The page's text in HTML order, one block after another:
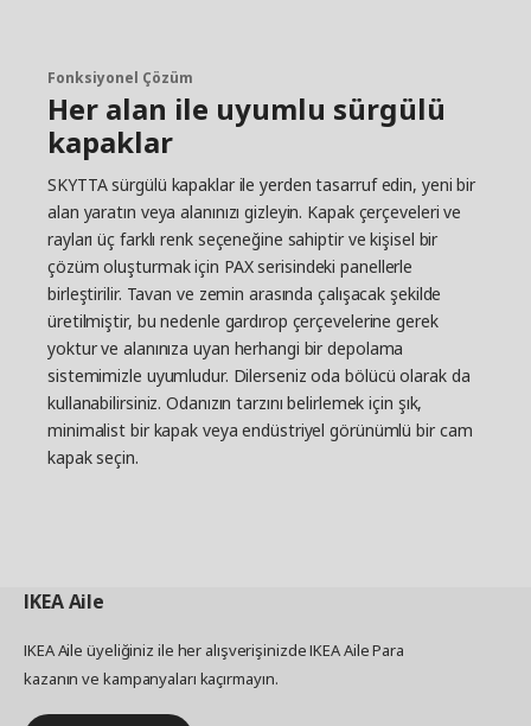
Fonksiyonel Çözüm
Her alan ile uyumlu sürgülü
kapaklar
SKYTTA sürgülü kapaklar ile yerden tasarruf edin, yeni bir
alan yaratın veya alanınızı gizleyin. Kapak çerçeveleri ve
rayları üç farklı renk seçeneğine sahiptir ve kişisel bir
çözüm oluşturmak için PAX serisindeki panellerle
birleştirilir. Tavan ve zemin arasında çalışacak şekilde
üretilmiştir, bu nedenle gardırop çerçevelerine gerek
yoktur ve alanınıza uyan herhangi bir depolama
sistemimizle uyumludur. Dilerseniz oda bölücü olarak da
kullanabilirsiniz. Odanızın tarzını belirlemek için şık,
minimalist bir kapak veya endüstriyel görünümlü bir cam
kapak seçin.
IKEAAile
IKEA Aile üyeliğiniz ile her alışverişinizde IKEA Aile Para
kazanın ve kampanyaları kaçırmayın.